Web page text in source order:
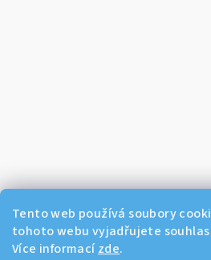
Tento web používá soubory
tohoto webu vyjadřujete
Více informací zde.